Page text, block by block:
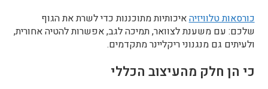
כורסאות טלוויזיהאיכותיות מתוכננות כדי לשרת את הגוף
שלכם: עם משענת לצוואר, תמיכה לגב, אפשרות להטיה אחורית,
ולעיתים גם מנגנוני ריקליינר מתקדמים.
כי הן חלק מהעיצוב הכללי